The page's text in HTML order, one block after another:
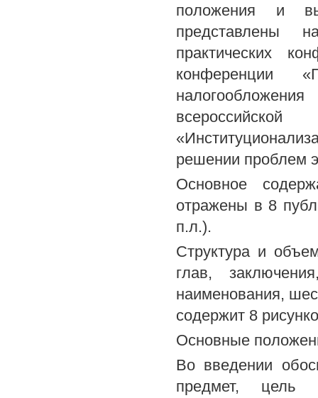
положения и
представлены
практических
конференции
всероссийской
решении проблем
Основное
отражены в 8
п.л.).
Структура и
глав,
наименования,
содержит 8
Основные
Во введении
предмет, цель